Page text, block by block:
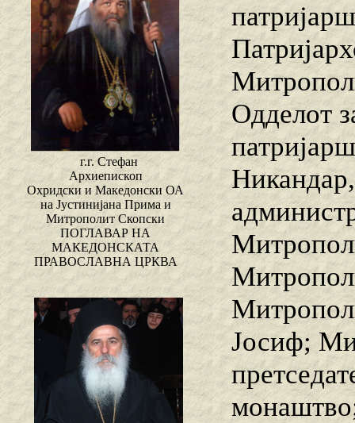
г.г. Стефан
Архиепископ
Охридски и Македонски ОА
на Јустинијана Прима и
Митрополит Скопски
ПОГЛАВАР НА
МАКЕДОНСКАТА
ПРАВОСЛАВНА ЦРКВА
Одделот
Јосиф;